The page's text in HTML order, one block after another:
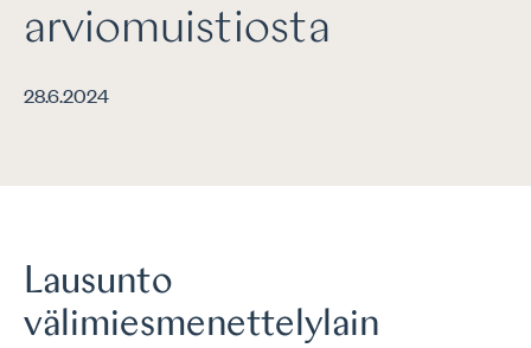
arviomuistiosta
28.6.2024
Lausunto
välimiesmenettelylain